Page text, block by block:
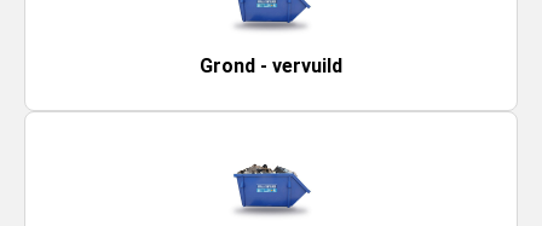
Grond - vervuild